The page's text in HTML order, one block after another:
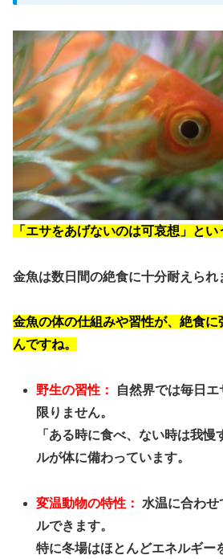
「エサをあげないのは可哀想」とい
金魚は数日間の絶食に十分耐えられ
金魚の体の仕組みや習性が、絶食に
んですね。
野生の習性：
自然界では毎日
限りません。
「ある時に食べ、ない時は我慢
ルが体に備わっています。
変温動物の特性：
水温に合わ
ルできます。
特に冬場はほとんどエネルギー